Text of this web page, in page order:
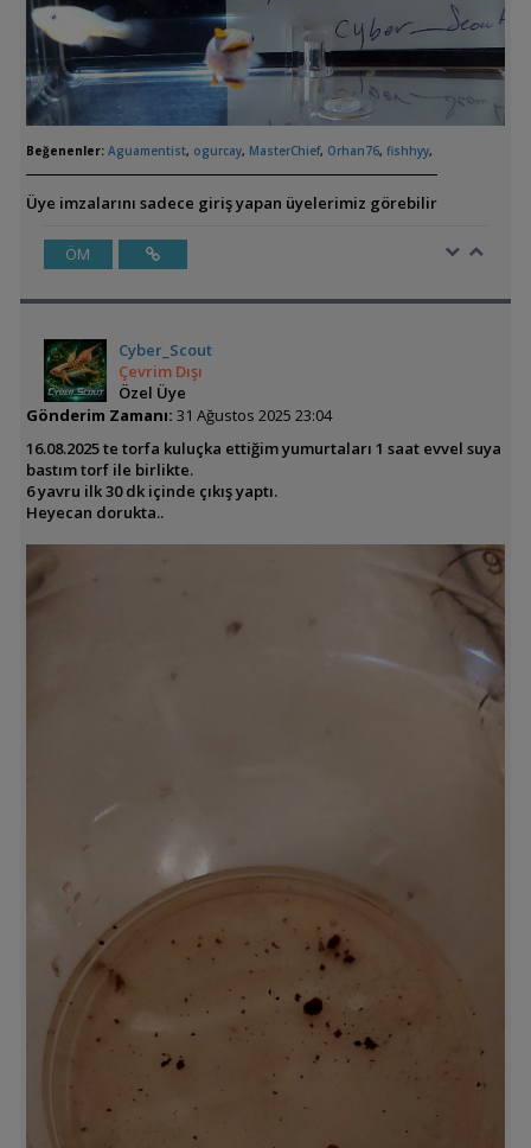
Beğenenler: Aguamentist, ogurcay, MasterChief, Orhan76, fishhyy,
Üye imzalarını sadece giriş yapan üyelerimiz görebilir
ÖM
Cyber_Scout
Çevrim Dışı
Özel Üye
Gönderim Zamanı: 31 Ağustos 2025 23:04
16.08.2025 te torfa kuluçka ettiğim yumurtaları 1 saat evvel suya
bastım torf ile birlikte.
6 yavru ilk 30 dk içinde çıkış yaptı.
Heyecan dorukta..